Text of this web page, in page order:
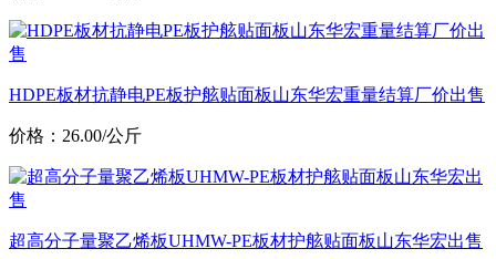
HDPE板材抗静电PE板护舷贴面板山东华宏重量结算厂价出售
价格：26.00/公斤
超高分子量聚乙烯板UHMW-PE板材护舷贴面板山东华宏出售